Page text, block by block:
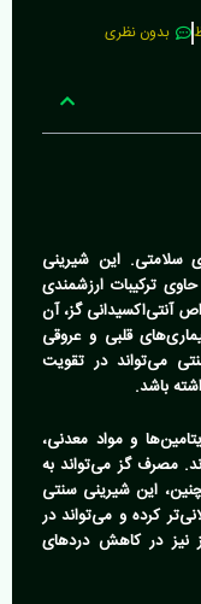
بدون نظری
سلامتی. این شیرینی
ترکیبات ارزشمندی
آنتی‌اکسیدانی گز، آن
قلبی و عروقی
می‌تواند در تقویت
باشد.
و مواد معدنی،
مصرف گز می‌تواند به
این شیرینی سنتی
کرده و می‌تواند در
نیز در کاهش دردهای